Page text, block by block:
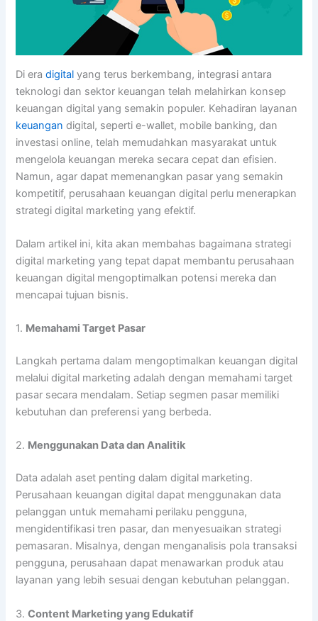
Di eradigital yang terus berkembang, integrasi antara
teknologi dan sektor keuangan telah melahirkan konsep
keuangan digital yang semakin populer. Kehadiran layanan
keuangan digital, seperti e-wallet, mobile banking, dan
investasi online, telah memudahkan masyarakat untuk
mengelola keuangan mereka secara cepat dan efisien.
Namun, agar dapat memenangkan pasar yang semakin
kompetitif, perusahaan keuangan digital perlu menerapkan
strategi digital marketing yang efektif.
Dalam artikel ini, kita akan membahas bagaimana strategi
digital marketing yang tepat dapat membantu perusahaan
keuangan digital mengoptimalkan potensi mereka dan
mencapai tujuan bisnis.
1. Memahami Target Pasar
Langkah pertama dalam mengoptimalkan keuangan digital
melalui digital marketing adalah dengan memahami target
pasar secara mendalam. Setiap segmen pasar memiliki
kebutuhan dan preferensi yang berbeda.
2. Menggunakan Data dan Analitik
Data adalah aset penting dalam digital marketing.
Perusahaan keuangan digital dapat menggunakan data
pelanggan untuk memahami perilaku pengguna,
mengidentifikasi tren pasar, dan menyesuaikan strategi
pemasaran. Misalnya, dengan menganalisis pola transaksi
pengguna, perusahaan dapat menawarkan produk atau
layanan yang lebih sesuai dengan kebutuhan pelanggan.
3.Content Marketing yang Edukatif